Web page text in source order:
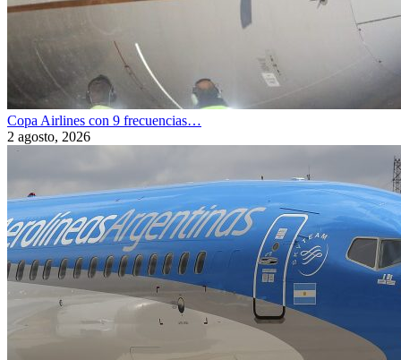
Copa Airlines con 9 frecuencias…
2 agosto, 2026